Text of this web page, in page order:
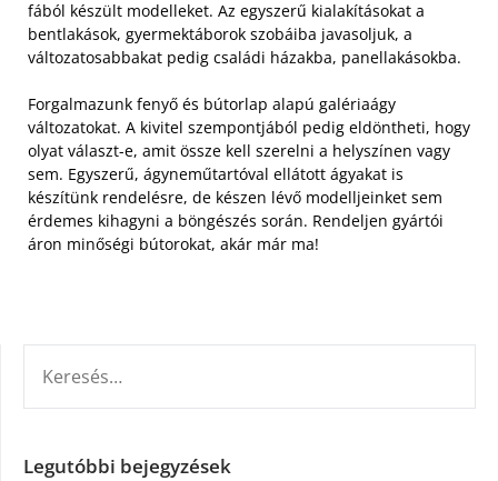
fából készült modelleket. Az egyszerű kialakításokat a
bentlakások, gyermektáborok szobáiba javasoljuk, a
változatosabbakat pedig családi házakba, panellakásokba.
Forgalmazunk fenyő és bútorlap alapú galériaágy
változatokat. A kivitel szempontjából pedig eldöntheti, hogy
olyat választ-e, amit össze kell szerelni a helyszínen vagy
sem. Egyszerű, ágyneműtartóval ellátott ágyakat is
készítünk rendelésre, de készen lévő modelljeinket sem
érdemes kihagyni a böngészés során. Rendeljen gyártói
áron minőségi bútorokat, akár már ma!
Legutóbbi bejegyzések